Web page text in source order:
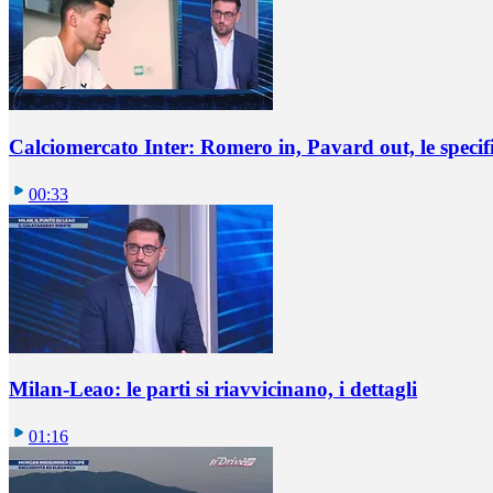
Calciomercato Inter: Romero in, Pavard out, le
00:33
Milan-Leao: le parti si riavvicinano, i dettagli
01:16